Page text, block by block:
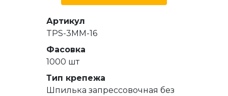
Артикул
TPS-3MM-16
Фасовка
1000 шт
Тип крепежа
Шпилька запрессовочная без